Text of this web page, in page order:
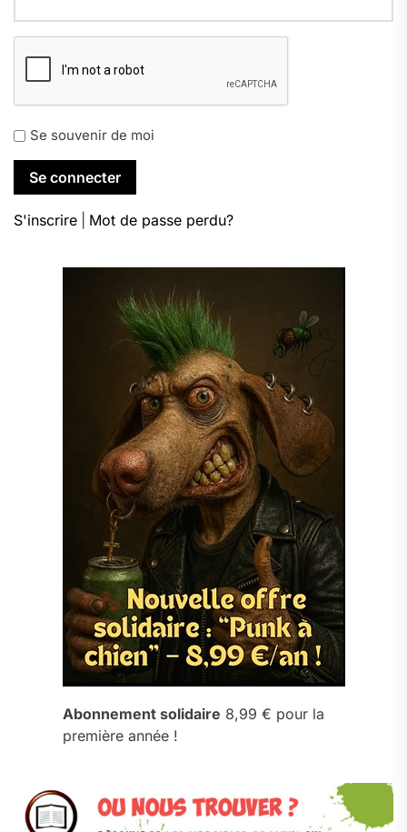
Se souvenir de moi
S'inscrire Mot de passe perdu?
Abonnement solidaire 8,99 € pour la
première année !